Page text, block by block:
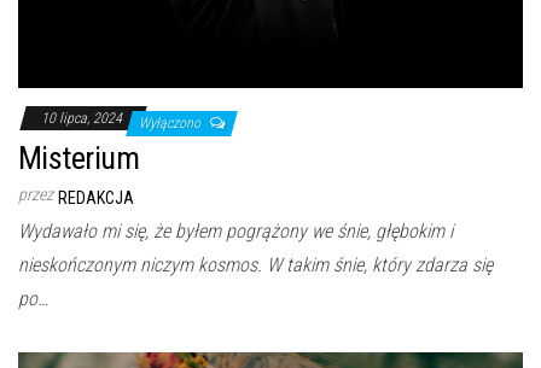
10 lipca, 2024 Wyłączono
Misterium
przez REDAKCJA
Wydawało mi się, że byłem pogrążony we śnie, głębokim i
nieskończonym niczym kosmos. W takim śnie, który zdarza się
po…